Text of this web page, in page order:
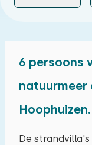
6 persoons
natuurmeer
Hoophuizen.
Dema di